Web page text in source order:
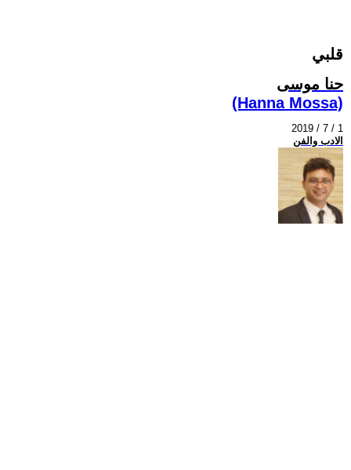
قلبي
حنا موسى
(Hanna Mossa)
2019 / 7 / 1
الادب والفن